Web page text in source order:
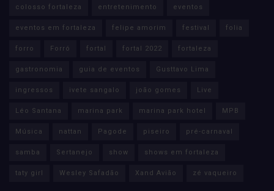
colosso fortaleza entretenimento eventos
eventos em fortaleza felipe amorim festival folia
forro Forró fortal fortal 2022 fortaleza
gastronomia guia de eventos Gusttavo Lima
ingressos ivete sangalo joão gomes Live
Léo Santana marina park marina park hotel MPB
Música nattan Pagode piseiro pré-carnaval
samba Sertanejo show shows em fortaleza
taty girl Wesley Safadão Xand Avião zé vaqueiro